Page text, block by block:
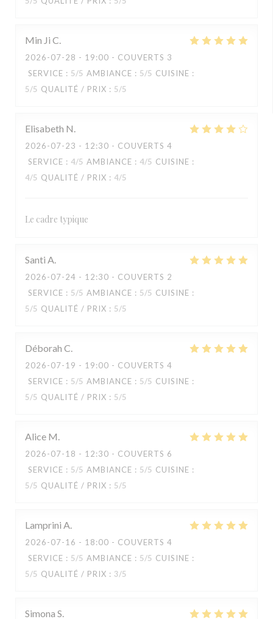
Min Ji C
2026-07-28 - 19:00 - COUVERTS 3
SERVICE : 5/5 AMBIANCE : 5/5 CUISINE :
5/5 QUALITÉ / PRIX : 5/5
Elisabeth N
2026-07-23 - 12:30 - COUVERTS 4
SERVICE : 4/5 AMBIANCE : 4/5 CUISINE :
4/5 QUALITÉ / PRIX : 4/5
Le cadre typique
Santi A
2026-07-24 - 12:30 - COUVERTS 2
SERVICE : 5/5 AMBIANCE : 5/5 CUISINE :
5/5 QUALITÉ / PRIX : 5/5
Déborah C
2026-07-19 - 19:00 - COUVERTS 4
SERVICE : 5/5 AMBIANCE : 5/5 CUISINE :
5/5 QUALITÉ / PRIX : 5/5
Alice M
2026-07-18 - 12:30 - COUVERTS 6
SERVICE : 5/5 AMBIANCE : 5/5 CUISINE :
5/5 QUALITÉ / PRIX : 5/5
Lamprini A
2026-07-16 - 18:00 - COUVERTS 4
SERVICE : 5/5 AMBIANCE : 5/5 CUISINE :
5/5 QUALITÉ / PRIX : 3/5
Simona S
KOOK IL KWAN